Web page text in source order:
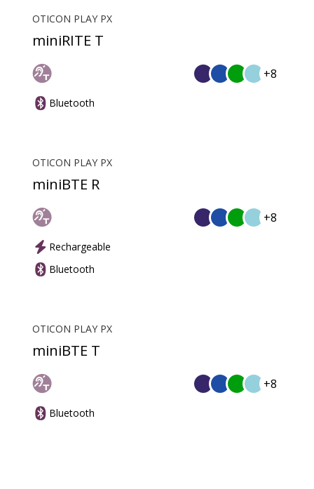
OTICON PLAY PX
miniRITE T
+8
Bluetooth
OTICON PLAY PX
miniBTE R
+8
Rechargeable
Bluetooth
OTICON PLAY PX
miniBTE T
+8
Bluetooth